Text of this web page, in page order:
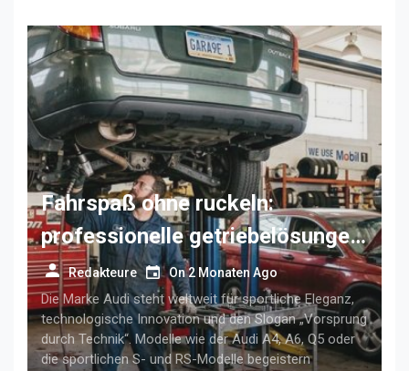
Fahrspaß ohne ruckeln:
professionelle getriebelösungen
für anspruchsvolle audi-fahrer
Redakteure On2 Monaten Ago
Die Marke Audi steht weltweit für sportliche Eleganz,
technologische Innovation und den Slogan „Vorsprung
durch Technik“. Modelle wie der Audi A4, A6, Q5 oder
die sportlichen S- und RS-Modelle begeistern